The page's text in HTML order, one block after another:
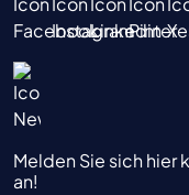
Melden Sie sich hier
an!